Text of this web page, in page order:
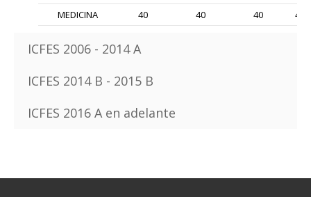
MEDICINA 40 40 40 40
ICFES 2006 - 2014 A
ICFES 2014 B - 2015 B
ICFES 2016 A en adelante